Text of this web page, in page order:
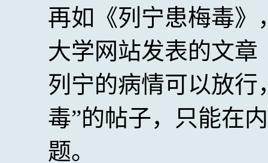
再如《列宁患梅毒
大学网站发表的文
列宁的病情可以放行
毒”的帖子，只能在
题。